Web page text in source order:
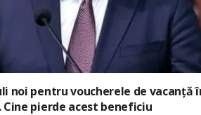
noi pentru voucherele de vacanță
Cine pierde acest beneficiu